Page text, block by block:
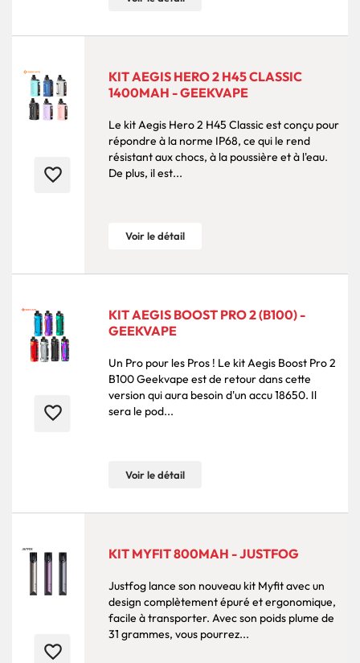
favorite_border
KIT AEGIS HERO 2 H45 CLASSIC
1400MAH - GEEKVAPE
Le kit Aegis Hero 2 H45 Classic est conçu pour
répondre à la norme IP68, ce qui le rend
résistant aux chocs, à la poussière et à l'eau.
De plus, il est...
Voir le détail
favorite_border
KIT AEGIS BOOST PRO 2 (B100) -
GEEKVAPE
Un Pro pour les Pros ! Le kit Aegis Boost Pro 2
B100 Geekvape est de retour dans cette
version qui aura besoin d'un accu 18650. Il
sera le pod...
Voir le détail
favorite_border
KIT MYFIT 800MAH - JUSTFOG
Justfog lance son nouveau kit Myfit avec un
design complètement épuré et ergonomique,
facile à transporter. Avec son poids plume de
31 grammes, vous pourrez...